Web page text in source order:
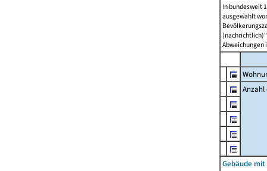
In bundesweit
ausgewählt
Abweichungen
Anzahl
Gebäude